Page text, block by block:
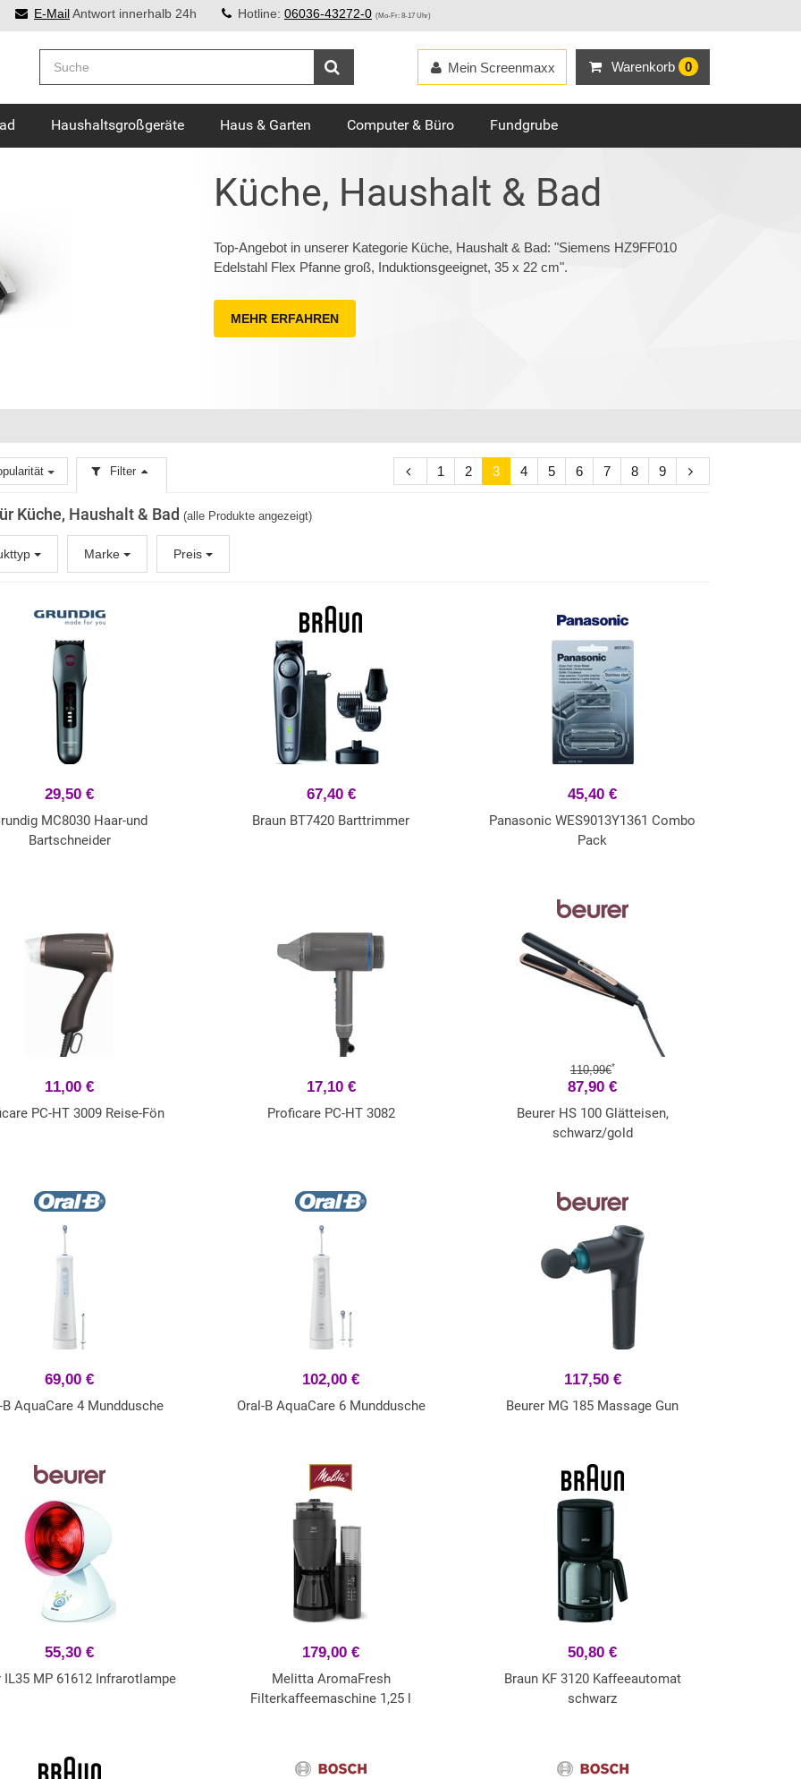
E-MailAntwort innerhalb 24h Hotline: 06036-43272-0 (Mo-Fr: 8-17 Uhr)
Warenkorb 0
Mein Screenmaxx
Haushaltsgroßgeräte Haus & Garten Computer & Büro Fundgrube
Küche, Haushalt & Bad
Top-Angebot in unserer Kategorie Küche, Haushalt & Bad: "Siemens HZ9FF010
Edelstahl Flex Pfanne groß, Induktionsgeeignet, 35 x 22 cm".
MEHR ERFAHREN
1 2 3 4 5 6 7 8 9
Filter
Küche, Haushalt & Bad (alle Produkte angezeigt)
Marke Preis
29,50 €
MC8030 Haar-und
Bartschneider
67,40 €
Braun BT7420 Barttrimmer
45,40 €
Panasonic WES9013Y1361 Combo
Pack
11,00 €
PC-HT 3009 Reise-Fön
17,10 €
Proficare PC-HT 3082
110,99€*
87,90 €
Beurer HS 100 Glätteisen,
schwarz/gold
69,00 €
B AquaCare 4 Munddusche
102,00 €
Oral-B AquaCare 6 Munddusche
117,50 €
Beurer MG 185 Massage Gun
55,30 €
IL35 MP 61612 Infrarotlampe
179,00 €
Melitta AromaFresh
Filterkaffeemaschine 1,25 l
50,80 €
Braun KF 3120 Kaffeeautomat
schwarz